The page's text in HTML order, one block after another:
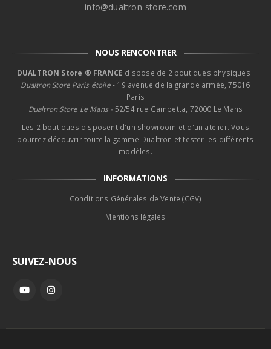
info@dualtron-store.com
NOUS RENCONTRER
DUALTRON Store ® FRANCE dispose de 2 boutiques physiques :
Dualtron Store Paris étoile- 19 avenue de la grande armée, 75016
Paris
Dualtron Store Le Mans - 52/54 rue Gambetta, 72000 Le Mans
Les 2 boutiques disposent d'un showroom et d'un atelier. Vous
pourrez découvrir toute la gamme Dualtron et tester les différents
modèles.
INFORMATIONS
Conditions Générales de Vente (CGV)
Mentions légales
SUIVEZ-NOUS